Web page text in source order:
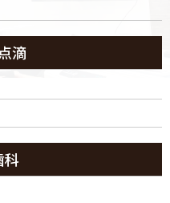
（奥歯）
滴
科